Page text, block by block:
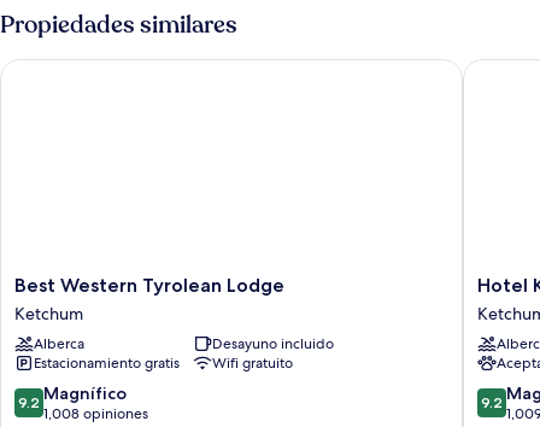
Propiedades similares
Best
Western
Tyrolean
Lodge
Ketchum
Best Western Tyrolean Lodge
Ketchum
Alberca
Desayuno incluido
Estacionamiento gratis
Wifi gratuito
9.2
de
9.2 Magnífico
1,008 opiniones
Best Western Tyrolean Lodge
Hotel
Hotel
9.2
de
9.2
Hotel